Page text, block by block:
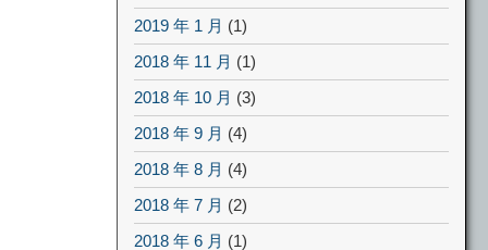
2019 年 1 月 (1)
2018 年 11 月 (1)
2018 年 10 月 (3)
2018 年 9 月 (4)
2018 年 8 月 (4)
2018 年 7 月 (2)
2018 年 6 月 (1)